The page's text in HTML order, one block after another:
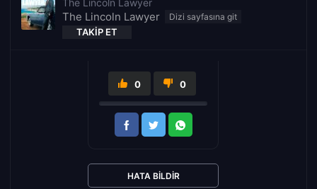
The Lincoln Lawyer
The Lincoln Lawyer
TAKIP ET
0 0
HATA BILDIR